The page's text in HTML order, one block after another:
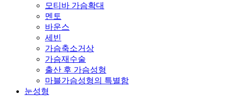
모티바 가슴확대
멘토
바운스
세빈
가슴축소거상
가슴재수술
출산 후 가슴성형
마블가슴성형의 특별함
눈성형